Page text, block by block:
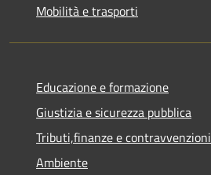
Mobilità e trasporti
Educazione e formazione
Giustizia e sicurezza pubblica
Tributi,finanze e contravvenzioni
Ambiente